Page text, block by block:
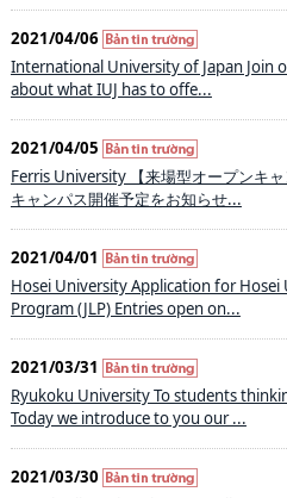
2021/04/06
International University of Japan Join
about what IUJ has to offe...
2021/04/05
Ferris University 【来場型オープンキ
キャンパス開催予定をお知らせ...
2021/04/01
Hosei University Application for Hosei
Program (JLP) Entries open on...
2021/03/31
Ryukoku University To students
Today we introduce to you our ...
2021/03/30